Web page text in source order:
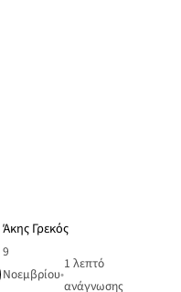
Άκης Γρεκός
9
Νοεμβρίου•
1 λεπτό
ανάγνωσης